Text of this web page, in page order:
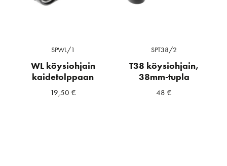
SPWL/1
WL köysiohjain
kaidetolppaan
19,50 €
SPT38/2
T38 köysiohjain,
38mm-tupla
48€